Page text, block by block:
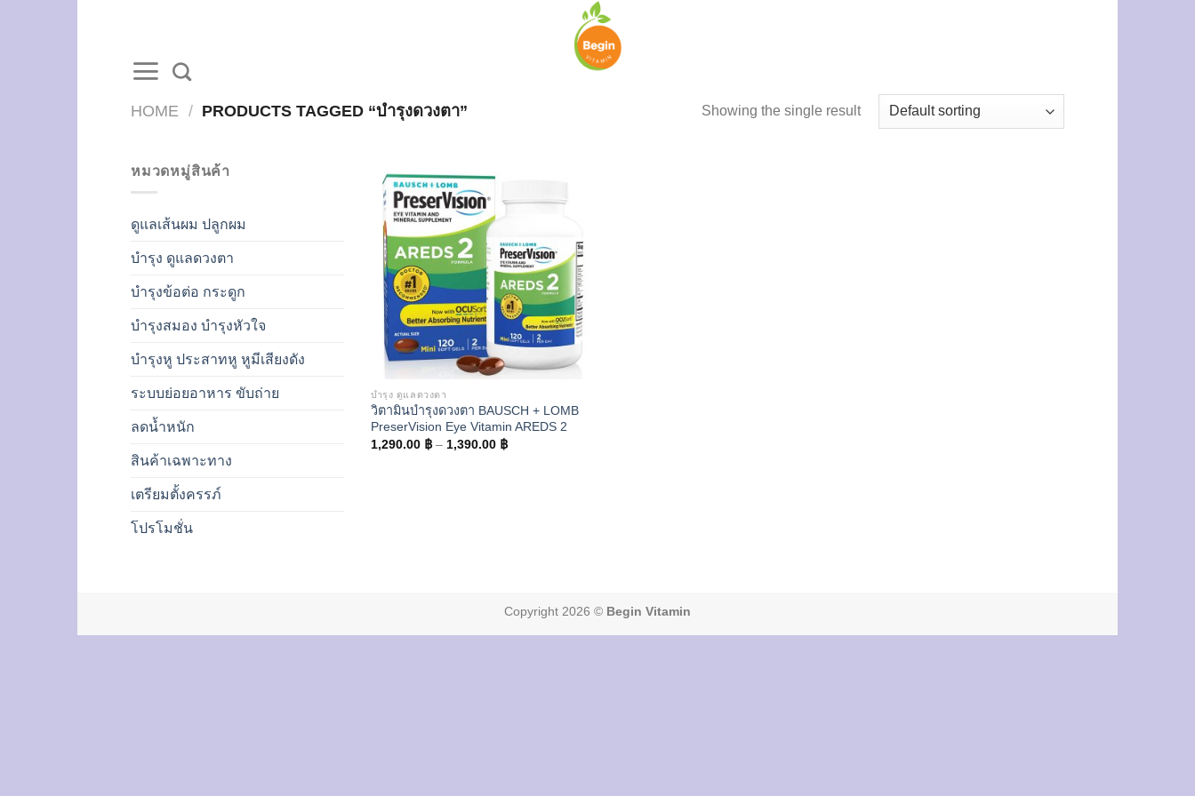
HOME / PRODUCTS TAGGED “บำรุงดวงตา” Showing the single result
หมวดหมู่สินค้า
ดูแลเส้นผม ปลูกผม
บำรุง ดูแลดวงตา
บำรุงข้อต่อ กระดูก
บำรุงสมอง บำรุงหัวใจ
บำรุงหู ประสาทหู หูมีเสียงดัง
ระบบย่อยอาหาร ขับถ่าย
ลดน้ำหนัก
สินค้าเฉพาะทาง
เตรียมตั้งครรภ์
โปรโมชั่น
บำรุง ดูแลดวงตา
วิตามินบำรุงดวงตา BAUSCH + LOMB
PreserVision Eye Vitamin AREDS 2
1,290.00 ฿ – 1,390.00 ฿Price
Copyright 2026 © Begin Vitamin